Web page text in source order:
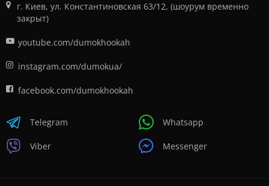
г. Киев, ул. Константиновская 63/12, (шоурум временно
закрыт)
youtube.com/dumokhookah
instagram.com/dumokua/
facebook.com/dumokhookah
Telegram
Viber
Whatsapp
Messenger